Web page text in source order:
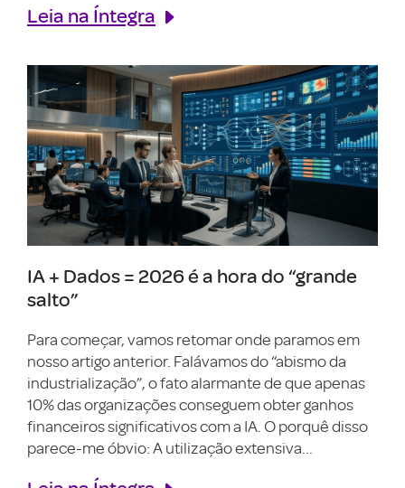
Leia na Íntegra
IA + Dados = 2026 é a hora do “grande
salto”
Para começar, vamos retomar onde paramos em
nosso artigo anterior. Falávamos do “abismo da
industrialização”, o fato alarmante de que apenas
10% das organizações conseguem obter ganhos
financeiros significativos com a IA. O porquê disso
parece-me óbvio: A utilização extensiva...